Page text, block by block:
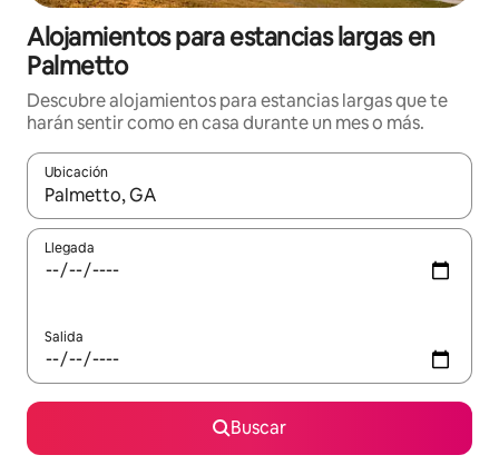
Alojamientos para estancias largas en
Palmetto
Descubre alojamientos para estancias largas que te
harán sentir como en casa durante un mes o más.
Ubicación
Cuando los resultados estén disponibles, podrás navegar
Llegada
Salida
Buscar